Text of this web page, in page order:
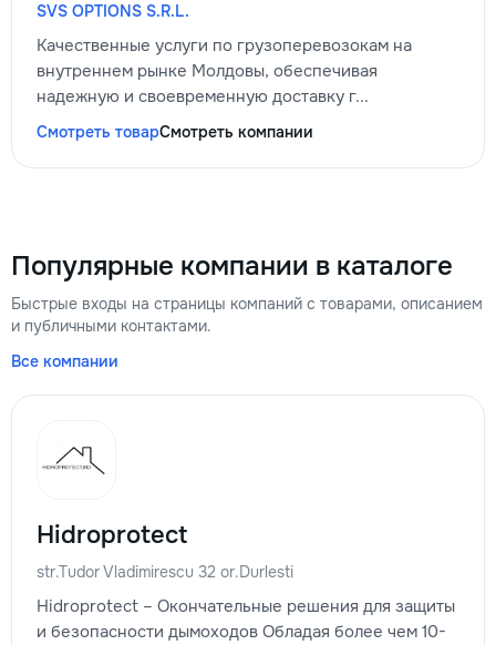
SVS OPTIONS S.R.L.
Качественные услуги по грузоперевозокам на
внутреннем рынке Молдовы, обеспечивая
надежную и своевременную доставку г...
Смотреть товарСмотреть компании
Популярные компании в каталоге
Быстрые входы на страницы компаний с товарами, описанием
и публичными контактами.
Все компании
Hidroprotect
str.Tudor Vladimirescu 32 or.Durlesti
Hidroprotect – Окончательные решения для защиты
и безопасности дымоходов Обладая более чем 10-